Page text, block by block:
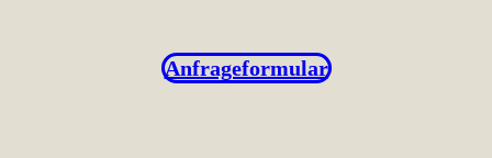
Anfrageformular